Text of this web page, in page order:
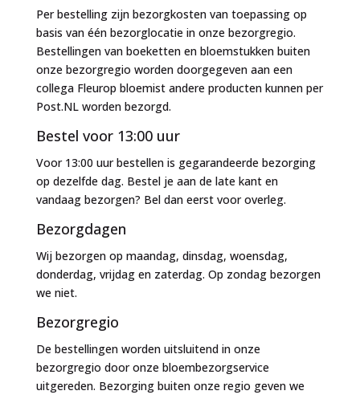
Per bestelling zijn bezorgkosten van toepassing op
basis van één bezorglocatie in onze bezorgregio.
Bestellingen van boeketten en bloemstukken buiten
onze bezorgregio worden doorgegeven aan een
collega Fleurop bloemist andere producten kunnen per
Post.NL worden bezorgd.
Bestel voor 13:00 uur
Voor 13:00 uur bestellen is gegarandeerde bezorging
op dezelfde dag. Bestel je aan de late kant en
vandaag bezorgen? Bel dan eerst voor overleg.
Bezorgdagen
Wij bezorgen op maandag, dinsdag, woensdag,
donderdag, vrijdag en zaterdag. Op zondag bezorgen
we niet.
Bezorgregio
De bestellingen worden uitsluitend in onze
bezorgregio door onze bloembezorgservice
uitgereden. Bezorging buiten onze regio geven we